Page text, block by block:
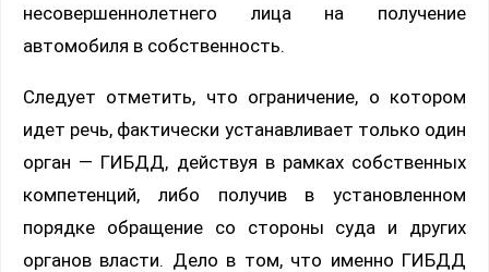
несовершеннолетнего лица на получение
автомобиля в собственность.
Следует отметить, что ограничение, о котором
идет речь, фактически устанавливает только один
орган — ГИБДД, действуя в рамках собственных
компетенций, либо получив в установленном
порядке обращение со стороны суда и других
органов власти. Дело в том, что именно ГИБДД